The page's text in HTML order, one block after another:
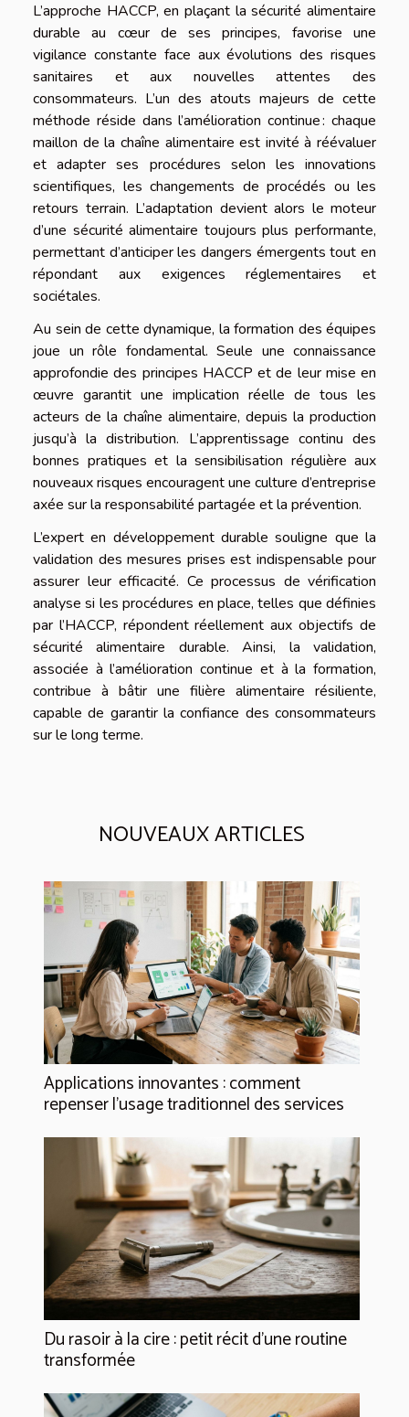
L’approche HACCP, en plaçant la sécurité alimentaire
durable au cœur de ses principes, favorise une
vigilance constante face aux évolutions des risques
sanitaires et aux nouvelles attentes des
consommateurs. L’un des atouts majeurs de cette
méthode réside dans l’amélioration continue : chaque
maillon de la chaîne alimentaire est invité à réévaluer
et adapter ses procédures selon les innovations
scientifiques, les changements de procédés ou les
retours terrain. L’adaptation devient alors le moteur
d’une sécurité alimentaire toujours plus performante,
permettant d’anticiper les dangers émergents tout en
répondant aux exigences réglementaires et
sociétales.
Au sein de cette dynamique, la formation des équipes
joue un rôle fondamental. Seule une connaissance
approfondie des principes HACCP et de leur mise en
œuvre garantit une implication réelle de tous les
acteurs de la chaîne alimentaire, depuis la production
jusqu’à la distribution. L’apprentissage continu des
bonnes pratiques et la sensibilisation régulière aux
nouveaux risques encouragent une culture d’entreprise
axée sur la responsabilité partagée et la prévention.
L’expert en développement durable souligne que la
validation des mesures prises est indispensable pour
assurer leur efficacité. Ce processus de vérification
analyse si les procédures en place, telles que définies
par l’HACCP, répondent réellement aux objectifs de
sécurité alimentaire durable. Ainsi, la validation,
associée à l’amélioration continue et à la formation,
contribue à bâtir une filière alimentaire résiliente,
capable de garantir la confiance des consommateurs
sur le long terme.
NOUVEAUX ARTICLES
Applications innovantes : comment
repenser l’usage traditionnel des services
Du rasoir à la cire : petit récit d’une routine
transformée